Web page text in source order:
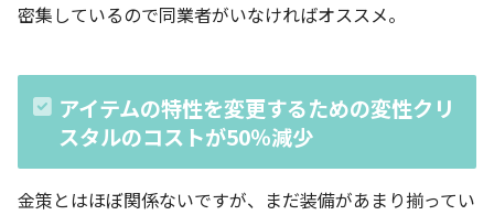
密集しているので同業者がいなければオススメ。
アイテムの特性を変更するための変性クリ
スタルのコストが50％減少
金策とはほぼ関係ないですが、まだ装備があまり揃ってい